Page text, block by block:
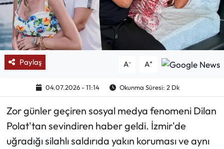
Paylaş A- A+
04.07.2026 - 11:14 Okunma Süresi: 2 Dk
Zor günler geçiren sosyal medya fenomeni Dilan
Polat'tan sevindiren haber geldi. İzmir'de
uğradığı silahlı saldırıda yakın koruması ve aynı
Manşet
Köşe Yazıları
Karikatür Galeri
BIK
ASTROLOJİ
Spor Yazıları